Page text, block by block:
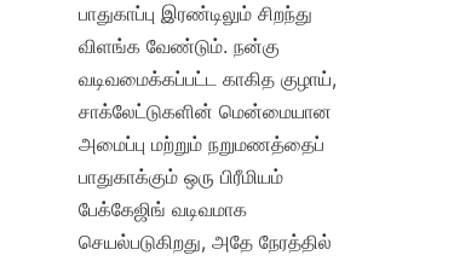
பாதுகாப்பு இரண்டிலும் சிறந்து
விளங்க வேண்டும். நன்கு
வடிவமைக்கப்பட்ட காகித குழாய்,
சாக்லேட்டுகளின் மென்மையான
அமைப்பு மற்றும் நறுமணத்தைப்
பாதுகாக்கும் ஒரு பிரீமியம்
பேக்கேஜிங் வடிவமாக
செயல்படுகிறது, அதே நேரத்தில்